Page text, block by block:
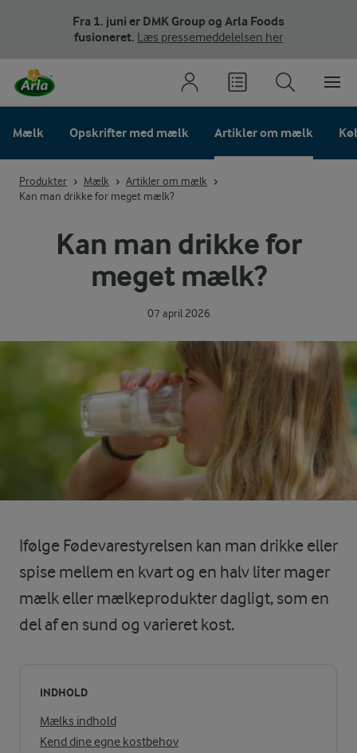
Fra 1. juni er DMK Group og Arla Foods
fusioneret. Læs pressemeddelelsen her
Mælk Opskrifter med mælk Artikler om mælk
Produkter Mælk
Artikler om mælk
Kan man drikke for meget mælk?
Kan man drikke for
meget mælk?
07 april 2026
Ifølge Fødevarestyrelsen kan man drikke eller
spise mellem en kvart og en halv liter mager
mælk eller mælkeprodukter dagligt, som en
del af en sund og varieret kost.
INDHOLD
Mælks indhold
Kend dine egne kostbehov